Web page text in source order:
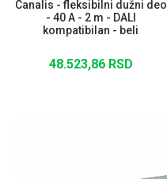
Canalis - fleksibilni dužni deo
- 40 A - 2 m - DALI
kompatibilan - beli
48.523,86 RSD